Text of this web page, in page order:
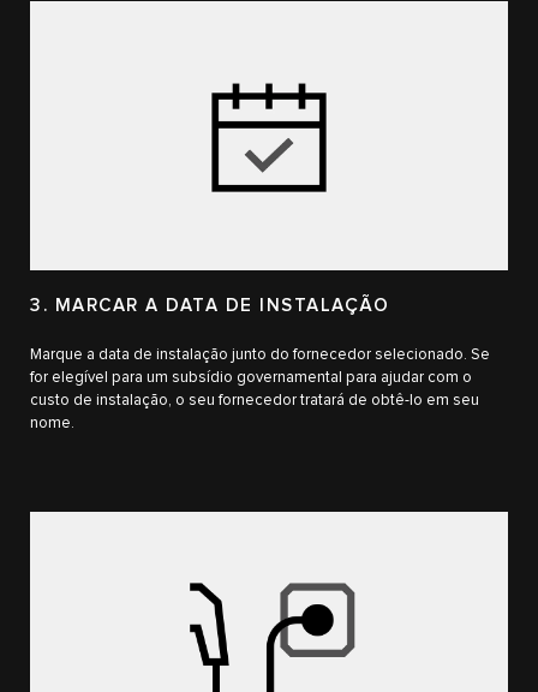
3. MARCAR A DATA DE INSTALAÇÃO
Marque a data de instalação junto do fornecedor selecionado. Se
for elegível para um subsídio governamental para ajudar com o
custo de instalação, o seu fornecedor tratará de obtê-lo em seu
nome.